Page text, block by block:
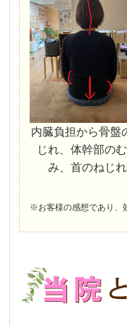
内臓負担から骨盤
じれ、体幹部のむ
み、首のねじれ
※お客様の感想であり、